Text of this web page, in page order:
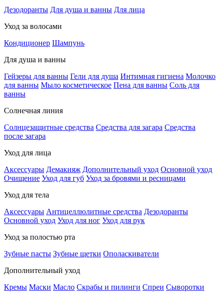
Дезодоранты Для душа и ванны Для лица
Уход за волосами
Кондиционер Шампунь
Для душа и ванны
Гейзеры для ванны Гели для душа Интимная гигиена Молочко
для ванны Мыло косметическое Пена для ванны Соль для
ванны
Солнечная линия
Солнцезащитные средства Средства для загара Средства
после загара
Уход для лица
Аксессуары Демакияж Дополнительный уход Основной уход
Очищение Уход для губ Уход за бровями и ресницами
Уход для тела
Аксессуары Антицеллюлитные средства Дезодоранты
Основной уход Уход для ног Уход для рук
Уход за полостью рта
Зубные пасты Зубные щетки Ополаскиватели
Дополнительный уход
Кремы Маски Масло Скрабы и пилинги Спреи Сыворотки